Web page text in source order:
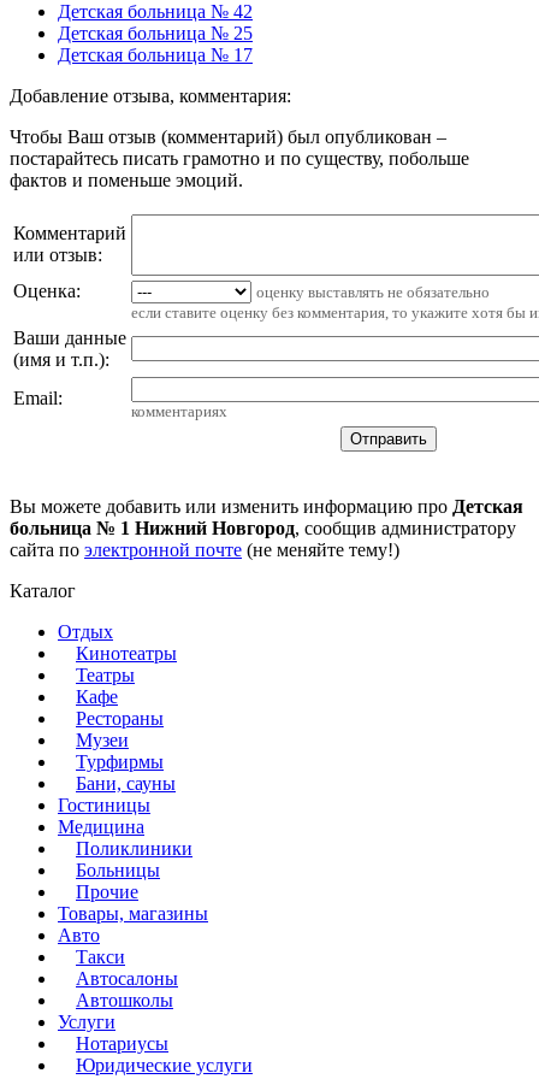
Детская больница № 42
Детская больница № 25
Детская больница № 17
Добавление отзыва, комментария:
Чтобы Ваш отзыв (комментарий) был опубликован –
постарайтесь писать грамотно и по существу, побольше
фактов и поменьше эмоций.
Комментарий
или отзыв:
Оценка:
оценку выставлять не обязательно
если ставите оценку без комментария, то укажите хотя бы
Ваши данные
(имя и т.п.):
Email:
комментариях
Вы можете добавить или изменить информацию про Детская
больница № 1 Нижний Новгород, сообщив администратору
сайта по электронной почте (не меняйте тему!)
Каталог
Отдых
Кинотеатры
Театры
Кафе
Рестораны
Музеи
Турфирмы
Бани, сауны
Гостиницы
Медицина
Поликлиники
Больницы
Прочие
Товары, магазины
Авто
Такси
Автосалоны
Автошколы
Услуги
Нотариусы
Юридические услуги